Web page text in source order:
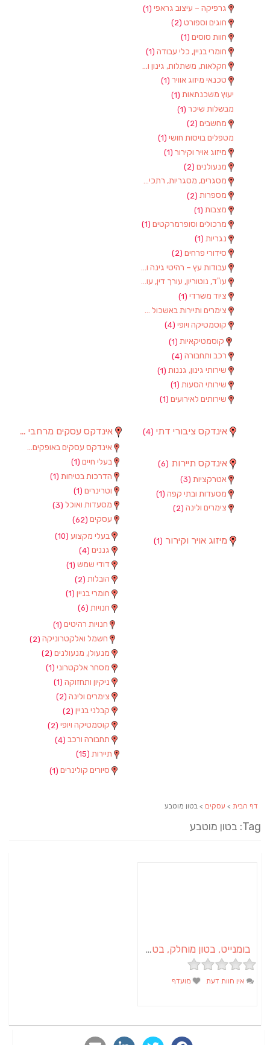
גרפיקה – עיצוב גראפי (1)
חוגים וספורט (2)
חוות סוסים (1)
חומרי בניין, כלי עבודה (1)
חקלאות, משתלות, גינון וציוד
טכנאי מיזוג אוויר (1)
יעוץ משכנתאות (1)
מבשלות שיכר (1)
מחשבים (2)
מטפלים בויסות חושי (1)
מיזוג אויר וקירור (1)
מנעולנים (2)
מסגרים, מסגריות, רתכים ועבודות מתכת
מספרות (2)
מצבות (1)
מרכולים וסופרמרקטים (1)
נגריות (1)
סידורי פרחים (2)
עבודות עץ – רהיטי גינה וגן
עו"ד, נוטוריון, עורך דין, עורכי דין
ציוד משרדי (1)
צימרים ותיירות באשכול (7)
קוסמטיקה ויופי (4)
קוסמטיקאיות (1)
רכב ותחבורה (4)
שירותי גינון, גננות (1)
שירותי הסעות (1)
שירותים לאירועים (1)
אינדקס עסקים מרחבי (97)
אינדקס עסקים באופקים (8)
בעלי חיים (1)
הדרכות בטיחות (1)
וטרינרים (1)
מסעדות ואוכל (3)
עסקים (62)
בעלי מקצוע (10)
גננים (4)
דודי שמש (1)
הובלות (2)
חומרי בניין (1)
חנויות (6)
חנויות רהיטים (1)
חשמל ואלקטרוניקה (2)
מנעולן, מנעולנים (2)
מסחר אלקטרוני (1)
ניקיון ותחזוקה (1)
צימרים ולינה (2)
קבלני בניין (2)
קוסמטיקה ויופי (2)
תחבורה ורכב (4)
תיירות (15)
סיורים קולינרים (1)
אינדקס ציבורי דתי (4)
אינדקס תיירות (6)
אטרקציות (3)
מסעדות ובתי קפה (1)
צימרים ולינה (2)
מיזוג אויר וקירור (1)
דף הבית > עסקים > בטון מוטבע
Tag: בטון מוטבע
בומנייט, בטון מוחלק, בטון מוטבע
אין חוות דעת מועדף